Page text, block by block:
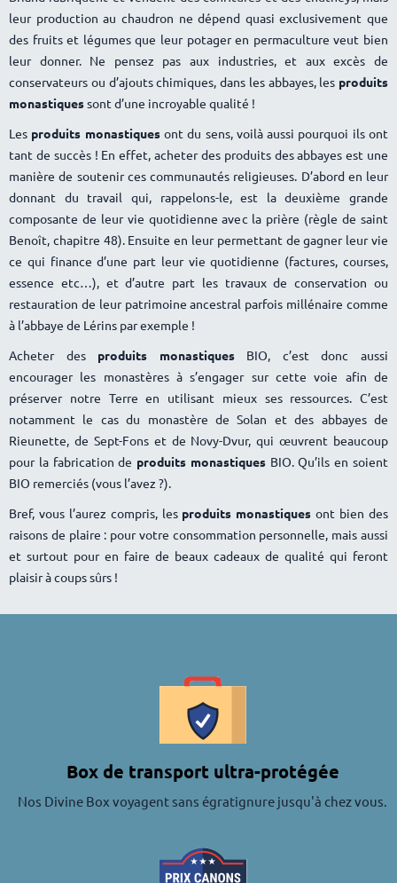
leur production au chaudron ne dépend quasi exclusivement que
des fruits et légumes que leur potager en permaculture veut bien
leur donner. Ne pensez pas aux industries, et aux excès de
conservateurs ou d’ajouts chimiques, dans les abbayes, les produits
monastiquessont d’une incroyable qualité !
Les produits monastiquesont du sens, voilà aussi pourquoi ils ont
tant de succès ! En effet, acheter des produits des abbayes est une
manière de soutenir ces communautés religieuses. D’abord en leur
donnant du travail qui, rappelons-le, est la deuxième grande
composante de leur vie quotidienne avec la prière (règle de saint
Benoît, chapitre 48). Ensuite en leur permettant de gagner leur vie
ce qui finance d’une part leur vie quotidienne (factures, courses,
essence etc…), et d’autre part les travaux de conservation ou
restauration de leur patrimoine ancestral parfois millénaire comme
à l’abbaye de Lérins par exemple !
Acheter des produits monastiquesBIO, c’est donc aussi
encourager les monastères à s’engager sur cette voie afin de
préserver notre Terre en utilisant mieux ses ressources. C’est
notamment le cas du monastère de Solan et des abbayes de
Rieunette, de Sept-Fons et de Novy-Dvur, qui œuvrent beaucoup
pour la fabrication de produits monastiquesBIO. Qu’ils en soient
BIO remerciés (vous l’avez ?).
Bref, vous l’aurez compris, les produits monastiques ont bien des
raisons de plaire : pour votre consommation personnelle, mais aussi
et surtout pour en faire de beaux cadeaux de qualité qui feront
plaisir à coups sûrs !
Box de transport ultra-protégée
Nos Divine Box voyagent sans égratignure jusqu'à chez vous.